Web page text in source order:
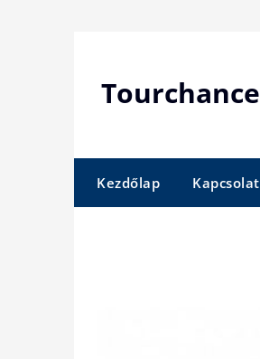
Tourchance
Kezdőlap Kapcsolat